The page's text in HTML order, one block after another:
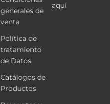
generales de
venta
Política de
tratamiento
de Datos
Catálogos de
Productos
aquí